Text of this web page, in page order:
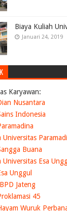
Biaya Kuliah
Januari 24, 2019
Karyawan:
Nusantara
Indonesia
Universitas
Buana
Universitas Esa
Unggul
Jateng
45
Wuruk